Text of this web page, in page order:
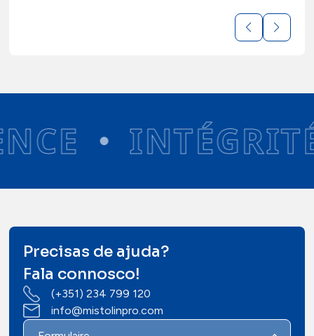
INTÉGRITÉ
Precisas de ajuda?
Fala connosco!
(+351) 234 799 120
info@mistolinpro.com